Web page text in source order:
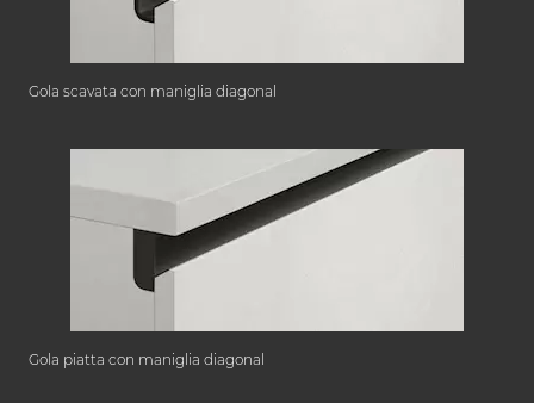
Gola scavata con maniglia diagonal
Gola piatta con maniglia diagonal